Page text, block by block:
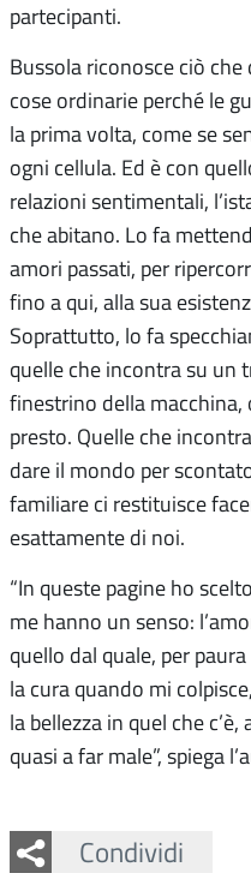
partecipanti.
Bussola riconosce ciò
cose ordinarie perché le
la prima volta, come se
ogni cellula. Ed è con
relazioni sentimentali,
che abitano. Lo fa
amori passati, per
fino a qui, alla sua
Soprattutto, lo fa
quelle che incontra su un
finestrino della
presto. Quelle che
dare il mondo per
familiare ci restituisce
esattamente di noi.
“In queste pagine ho
me hanno un senso:
quello dal quale, per
la cura quando mi
la bellezza in quel che
quasi a far male”, spiega
Condividi
Facebook
Twitter
Whatsapp